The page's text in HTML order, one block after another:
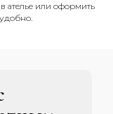
ателье или оформить